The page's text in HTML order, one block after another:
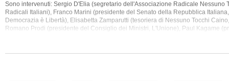
Sono intervenuti: Sergio D'Elia (segretario dell'Associazione Radicale Nessuno
Radicali Italiani), Franco Marini (presidente del Senato della Repubblica
Democrazia è Libertà), Elisabetta Zamparutti (tesoriera di Nessuno Tocchi
Romano Prodi (presidente del Consiglio dei Ministri, L'Unione), Paul Kagame